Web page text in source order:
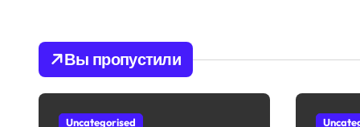
Вы пропустили
Uncategorised